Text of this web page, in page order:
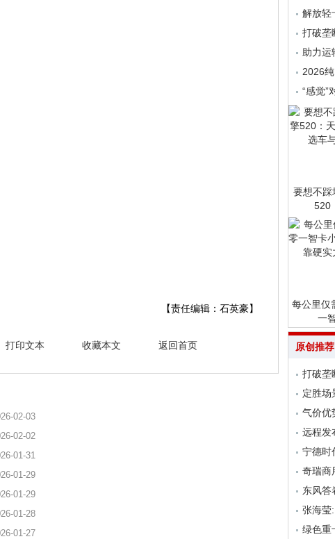
【责任编辑：石英豪】
打印文本 收藏本文 返回首页
02-03
02-02
01-31
01-29
01-29
01-28
01-27
解放轻
打破垄
助力运
2026
“感觉”
要想不踩
520
每公里仅
一
原创推荐
打破垄
定胜场
气价优
远程发
宁德时
奇瑞商
东风答
张海莹
绿色重